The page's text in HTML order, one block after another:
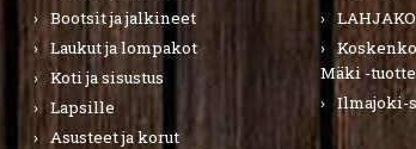
Bootsit ja jalkineet
Laukut ja lompakot
Koti ja sisustus
Lapsille
Asusteet ja korut
Mäki -
Ilmajoki-